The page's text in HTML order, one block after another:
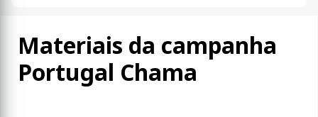
Materiais da campanha
Portugal Chama